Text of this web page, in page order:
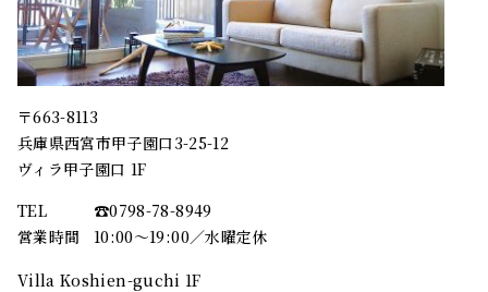
〒663-8113
兵庫県西宮市甲子園口3-25-12
ヴィラ甲子園口 1F
TEL
☎︎0798-78-8949
営業時間
10:00～19:00／水曜定休
Villa Koshien-guchi 1F